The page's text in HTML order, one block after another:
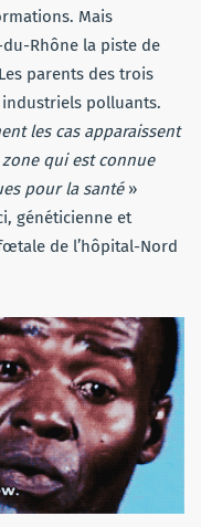
Mais
Rhône la piste de
parents des trois
polluants.
les cas apparaissent
qui est connue
pour la santé »
généticienne et
de l’hôpital-Nord